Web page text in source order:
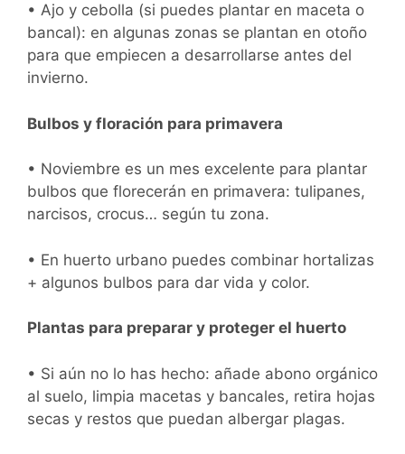
• Ajo y cebolla (si puedes plantar en maceta o
bancal): en algunas zonas se plantan en otoño
para que empiecen a desarrollarse antes del
invierno.
Bulbos y floración para primavera
• Noviembre es un mes excelente para plantar
bulbos que florecerán en primavera: tulipanes,
narcisos, crocus… según tu zona.
• En huerto urbano puedes combinar hortalizas
+ algunos bulbos para dar vida y color.
Plantas para preparar y proteger el huerto
• Si aún no lo has hecho: añade abono orgánico
al suelo, limpia macetas y bancales, retira hojas
secas y restos que puedan albergar plagas.